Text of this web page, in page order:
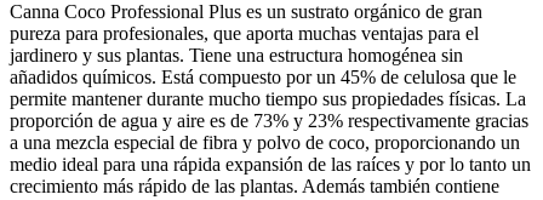
Canna Coco Professional Plus es un sustrato orgánico de gran
pureza para profesionales, que aporta muchas ventajas para el
jardinero y sus plantas. Tiene una estructura homogénea sin
añadidos químicos. Está compuesto por un 45% de celulosa que le
permite mantener durante mucho tiempo sus propiedades físicas. La
proporción de agua y aire es de 73% y 23% respectivamente gracias
a una mezcla especial de fibra y polvo de coco, proporcionando un
medio ideal para una rápida expansión de las raíces y por lo tanto un
crecimiento más rápido de las plantas. Además también contiene